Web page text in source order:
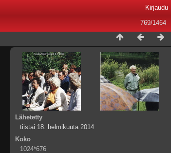
Kirjaudu
769/1464
Lähetetty
tiistai 18. helmikuuta 2014
Koko
1024*676